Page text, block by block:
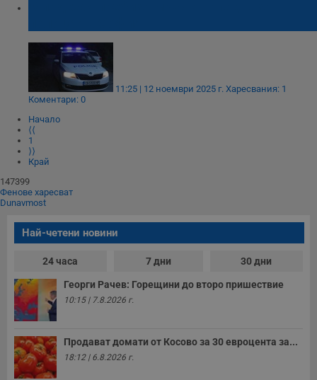
11:25 | 12 ноември 2025 г. Харесвания: 1
Коментари: 0
Начало
⟨⟨
1
⟩⟩
Край
147399
Фенове харесват
Dunavmost
Най-четени новини
24 часа 7 дни 30 дни
Георги Рачев: Горещини до второ пришествие
10:15 | 7.8.2026 г.
Продават домати от Косово за 30 евроцента за...
18:12 | 6.8.2026 г.